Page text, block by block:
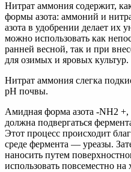
Нитрат аммония содержит,
формы азота: аммоний и
азота в удобрении делает их
можно использовать как
ранней весной, так и при
для озимых и яровых культур.
Нитрат аммония слегка
рН почвы.
Амидная форма азота -NH2 +,
должна подвергаться
Этот процесс происходит
среде фермента — уреазы.
наносить путем
использовать повсеместно